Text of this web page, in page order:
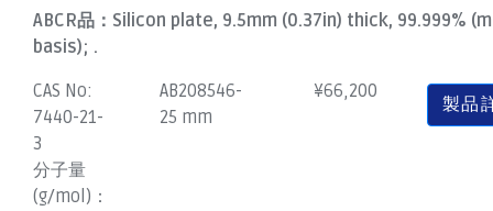
ABCR品： Silicon plate, 9.5mm (0.37in) thick, 99.999%
basis); .
CAS No:
7440-21-
3
分子量
(g/mol)：
AB208546-
25 mm
¥66,200
製品